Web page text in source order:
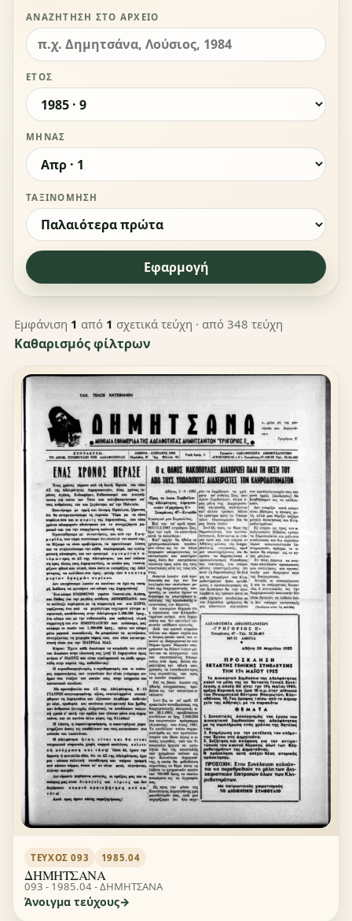
ΑΝΑΖΉΤΗΣΗ ΣΤΟ ΑΡΧΕΊΟ
ΈΤΟΣ
ΜΉΝΑΣ
ΤΑΞΙΝΌΜΗΣΗ
Εφαρμογή
Εμφάνιση 1 από 1 σχετικά τεύχη · από 348 τεύχη
Καθαρισμός φίλτρων
ΤΕΎΧΟΣ 093 1985.04
ΔΗΜΗΤΣΑΝΑ
093 - 1985.04 - ΔΗΜΗΤΣΑΝΑ
Άνοιγμα τεύχους